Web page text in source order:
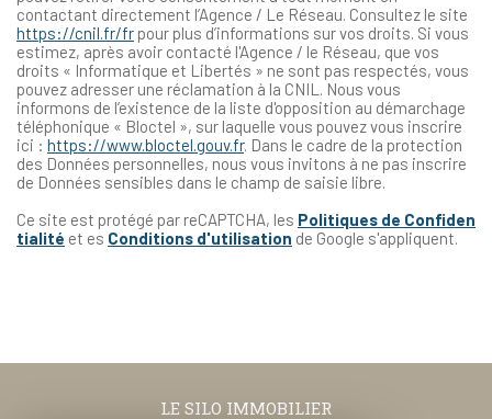
contactant directement l’Agence / Le Réseau. Consultez le site
https://cnil.fr/fr pour plus d’informations sur vos droits. Si vous
estimez, après avoir contacté l'Agence / le Réseau, que vos
droits « Informatique et Libertés » ne sont pas respectés, vous
pouvez adresser une réclamation à la CNIL. Nous vous
informons de l’existence de la liste d'opposition au démarchage
téléphonique « Bloctel », sur laquelle vous pouvez vous inscrire
ici : https://www.bloctel.gouv.fr. Dans le cadre de la protection
des Données personnelles, nous vous invitons à ne pas inscrire
de Données sensibles dans le champ de saisie libre.
Ce site est protégé par reCAPTCHA, les Politiques de Confiden
tialité et es Conditions d'utilisation de Google s'appliquent.
LE SILO IMMOBILIER